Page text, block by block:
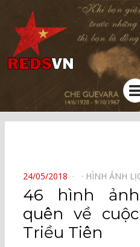
Kênh chia sẻ tri thức cộng đồng
POSTED
ON
24/05/2018 HÌNH ẢNH
46 hình
quên về
Triều Tiên